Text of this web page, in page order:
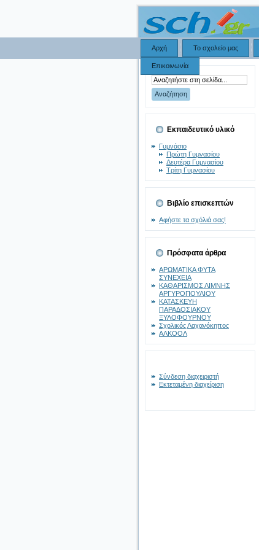
Αρχή Το σχολείο μας
Επικοινωνία
Εκπαιδευτικό υλικό
Γυμνάσιο
Πρώτη Γυμνασίου
Δευτέρα Γυμνασίου
Τρίτη Γυμνασίου
Βιβλίο επισκεπτών
Αφήστε τα σχόλιά σας!
Πρόσφατα άρθρα
ΑΡΩΜΑΤΙΚΑ ΦΥΤΑ
ΣΥΝΕΧΕΙΑ
ΚΑΘΑΡΙΣΜΟΣ ΛΙΜΝΗΣ
ΑΡΓΥΡΟΠΟΥΛΙΟΥ
ΚΑΤΑΣΚΕΥΗ
ΠΑΡΑΔΟΣΙΑΚΟΥ
ΞΥΛΟΦΟΥΡΝΟΥ
Σχολικός Λαχανόκηπος
ΑΛΚΟΟΛ
Σύνδεση διαχειριστή
Εκτεταμένη διαχείριση